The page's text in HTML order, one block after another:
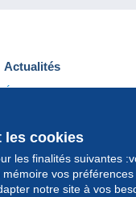
les cookies
les finalités suivantes
vos
notre site à vos
Actualités
Événements Delcampe